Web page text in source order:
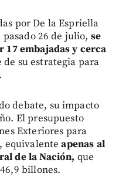
por De la Espriella
26 de julio, se
embajadas y cerca
de su estrategia para
debate, su impacto
El presupuesto
Exteriores para
equivalenteapenas al
de la Nación, que
billones.